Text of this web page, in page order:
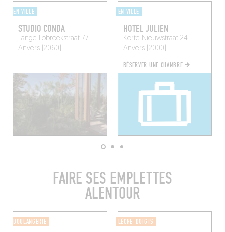
EN VILLE
STUDIO CONDA
Lange Lobroekstraat 77
Anvers (2060)
EN VILLE
HOTEL JULIEN
Korte Nieuwstraat 24
Anvers (2000)
RÉSERVER UNE CHAMBRE
FAIRE SES EMPLETTES
ALENTOUR
BOULANGERIE LÈCHE-DOIGTS